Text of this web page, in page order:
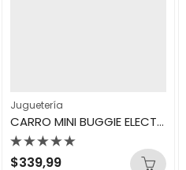
Juguetería
CARRO MINI BUGGIE ELECTRICO
Valorado
$339,99